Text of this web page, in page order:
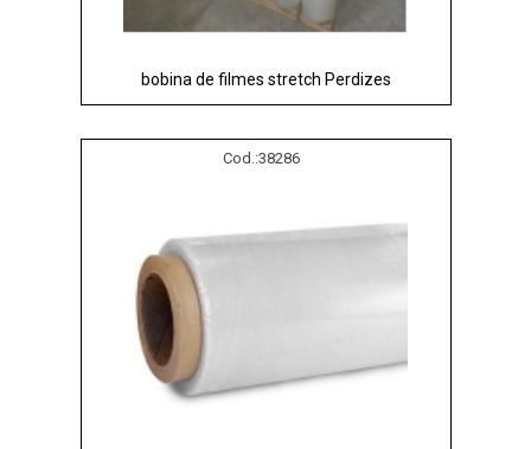
bobina de filmes stretch Perdizes
Cod.:38286